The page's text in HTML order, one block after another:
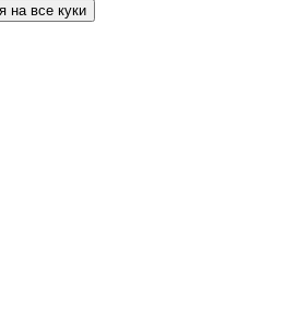
на все куки